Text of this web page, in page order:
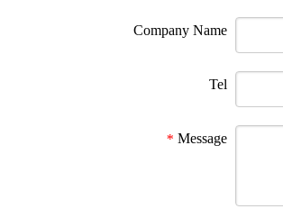
Company Name
Tel
* Message